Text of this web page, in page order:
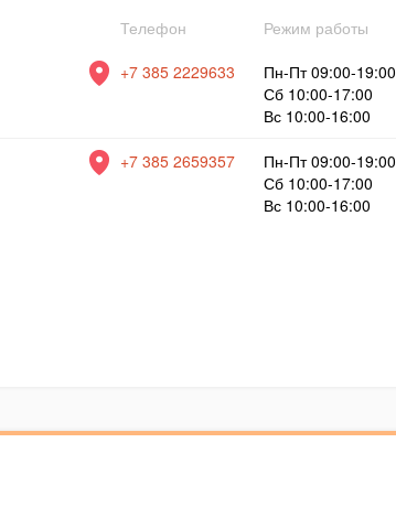
Телефон
+7 385 2229633
Режим работы
Пн-Пт 09:00-19:00
Сб 10:00-17:00
Вс 10:00-16:00
+7 385 2659357
Пн-Пт 09:00-19:00
Сб 10:00-17:00
Вс 10:00-16:00